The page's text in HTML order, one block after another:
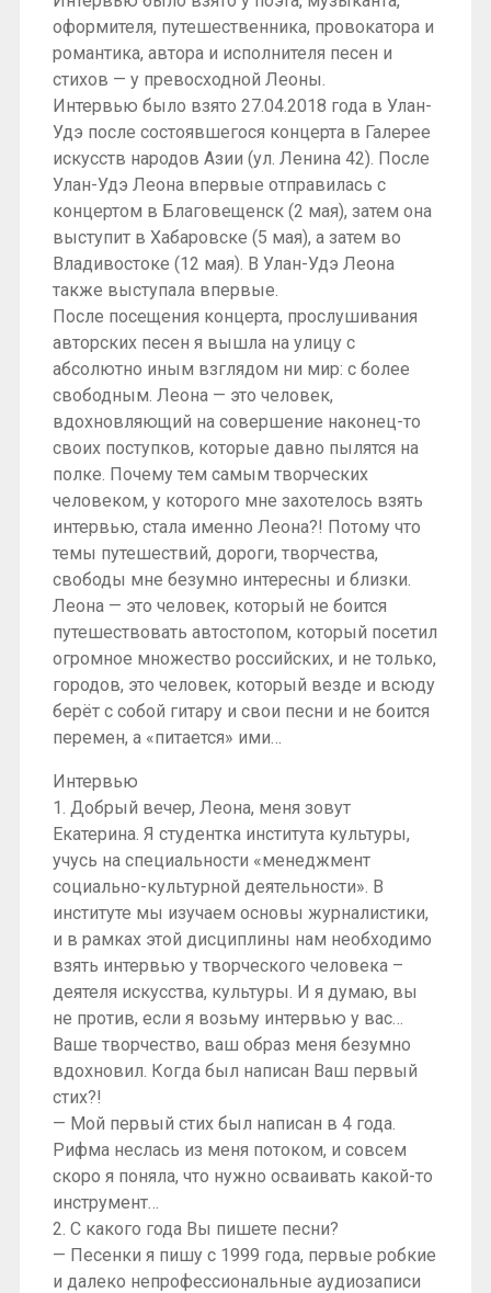
оформителя, путешественника, провокатора и
романтика, автора и исполнителя песен и
стихов — у превосходной Леоны.
Интервью было взято 27.04.2018 года в Улан-
Удэ после состоявшегося концерта в Галерее
искусств народов Азии (ул. Ленина 42). После
Улан-Удэ Леона впервые отправилась с
концертом в Благовещенск (2 мая), затем она
выступит в Хабаровске (5 мая), а затем во
Владивостоке (12 мая). В Улан-Удэ Леона
также выступала впервые.
После посещения концерта, прослушивания
авторских песен я вышла на улицу с
абсолютно иным взглядом ни мир: с более
свободным. Леона — это человек,
вдохновляющий на совершение наконец-то
своих поступков, которые давно пылятся на
полке. Почему тем самым творческих
человеком, у которого мне захотелось взять
интервью, стала именно Леона?! Потому что
темы путешествий, дороги, творчества,
свободы мне безумно интересны и близки.
Леона — это человек, который не боится
путешествовать автостопом, который посетил
огромное множество российских, и не только,
городов, это человек, который везде и всюду
берёт с собой гитару и свои песни и не боится
перемен, а «питается» ими…
Интервью
1. Добрый вечер, Леона, меня зовут
Екатерина. Я студентка института культуры,
учусь на специальности «менеджмент
социально-культурной деятельности». В
институте мы изучаем основы журналистики,
и в рамках этой дисциплины нам необходимо
взять интервью у творческого человека –
деятеля искусства, культуры. И я думаю, вы
не против, если я возьму интервью у вас…
Ваше творчество, ваш образ меня безумно
вдохновил. Когда был написан Ваш первый
стих?!
— Мой первый стих был написан в 4 года.
Рифма неслась из меня потоком, и совсем
скоро я поняла, что нужно осваивать какой-то
инструмент…
2. С какого года Вы пишете песни?
— Песенки я пишу с 1999 года, первые робкие
и далеко непрофессиональные аудиозаписи